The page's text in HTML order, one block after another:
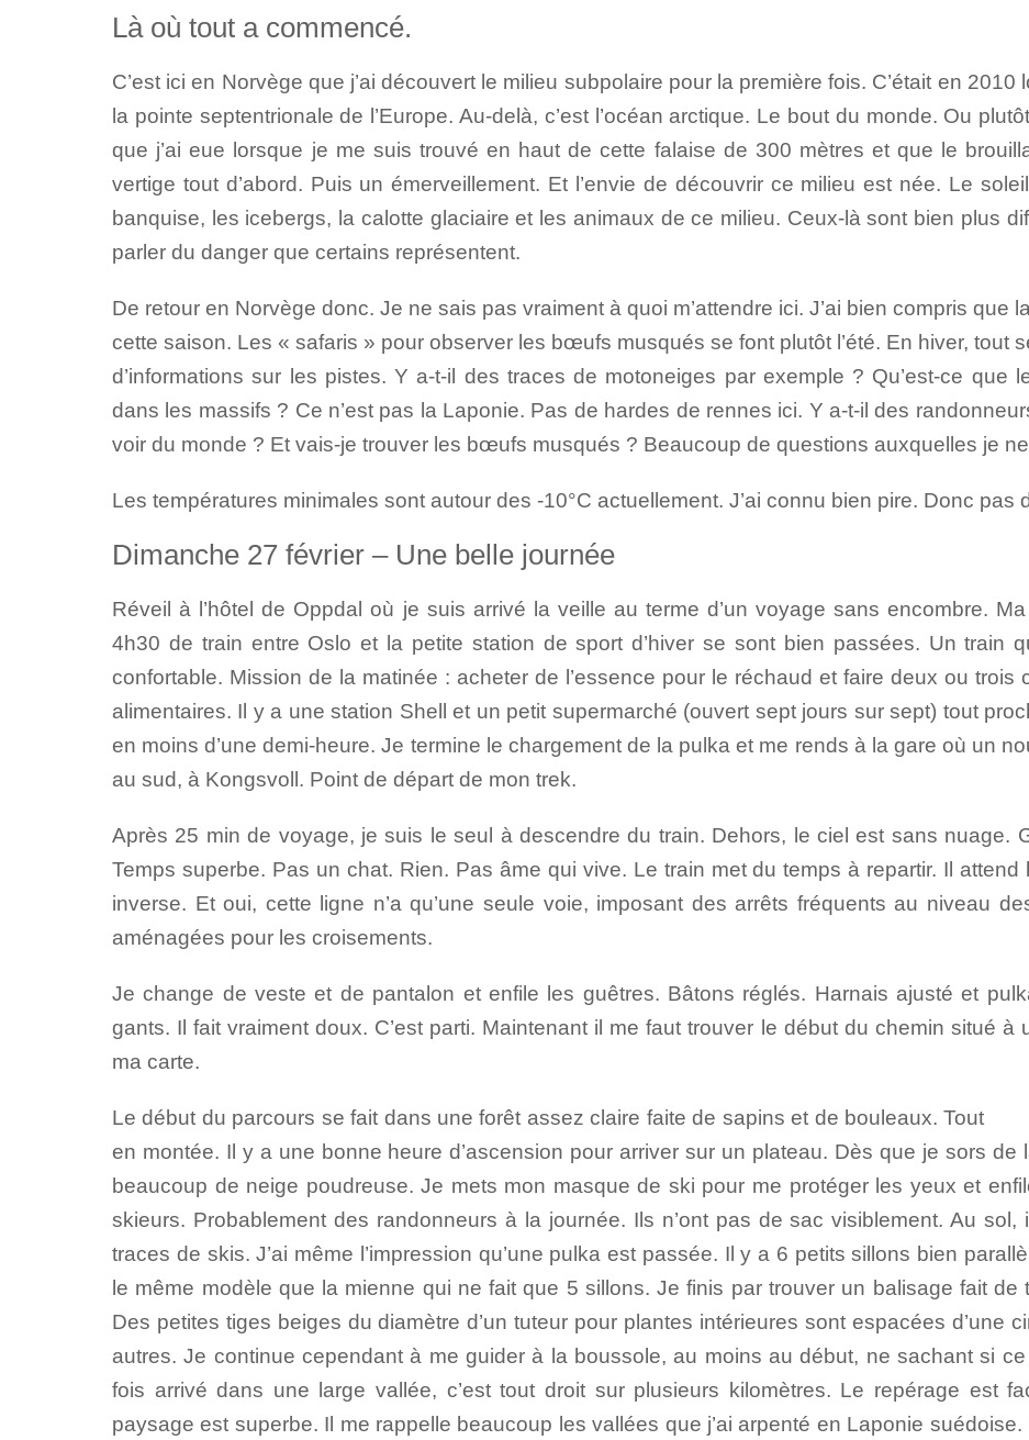
Là où tout a commencé.
C’est ici en Norvège que j’ai découvert le milieu subpolaire pour la première fois. C’était en 2010
la pointe septentrionale de l’Europe. Au-delà, c’est l’océan arctique. Le bout du monde. Ou
que j’ai eue lorsque je me suis trouvé en haut de cette falaise de 300 mètres et que le
vertige tout d’abord. Puis un émerveillement. Et l’envie de découvrir ce milieu est née. Le
banquise, les icebergs, la calotte glaciaire et les animaux de ce milieu. Ceux-là sont bien plus
parler du danger que certains représentent.
De retour en Norvège donc. Je ne sais pas vraiment à quoi m’attendre ici. J’ai bien compris que
cette saison. Les « safaris » pour observer les bœufs musqués se font plutôt l’été. En hiver, tout
d’informations sur les pistes. Y a-t-il des traces de motoneiges par exemple ? Qu’est-ce que
dans les massifs ? Ce n’est pas la Laponie. Pas de hardes de rennes ici. Y a-t-il des
voir du monde ? Et vais-je trouver les bœufs musqués ? Beaucoup de questions auxquelles je
Les températures minimales sont autour des -10°C actuellement. J’ai connu bien pire. Donc pas
Dimanche 27 février – Une belle journée
Réveil à l’hôtel de Oppdal où je suis arrivé la veille au terme d’un voyage sans encombre.
4h30 de train entre Oslo et la petite station de sport d’hiver se sont bien passées. Un train
confortable. Mission de la matinée : acheter de l’essence pour le réchaud et faire deux ou trois
alimentaires. Il y a une station Shell et un petit supermarché (ouvert sept jours sur sept) tout
en moins d’une demi-heure. Je termine le chargement de la pulka et me rends à la gare où un
au sud, à Kongsvoll. Point de départ de mon trek.
Après 25 min de voyage, je suis le seul à descendre du train. Dehors, le ciel est sans nuage.
Temps superbe. Pas un chat. Rien. Pas âme qui vive. Le train met du temps à repartir. Il attend
inverse. Et oui, cette ligne n’a qu’une seule voie, imposant des arrêts fréquents au niveau
aménagées pour les croisements.
Je change de veste et de pantalon et enfile les guêtres. Bâtons réglés. Harnais ajusté et
gants. Il fait vraiment doux. C’est parti. Maintenant il me faut trouver le début du chemin situé à
ma carte.
Le début du parcours se fait dans une forêt assez claire faite de sapins et de bouleaux. Tout
en montée. Il y a une bonne heure d’ascension pour arriver sur un plateau. Dès que je sors de
beaucoup de neige poudreuse. Je mets mon masque de ski pour me protéger les yeux et
skieurs. Probablement des randonneurs à la journée. Ils n’ont pas de sac visiblement. Au
traces de skis. J’ai même l’impression qu’une pulka est passée. Il y a 6 petits sillons bien
le même modèle que la mienne qui ne fait que 5 sillons. Je finis par trouver un balisage fait
Des petites tiges beiges du diamètre d’un tuteur pour plantes intérieures sont espacées d’une
autres. Je continue cependant à me guider à la boussole, au moins au début, ne sachant si
fois arrivé dans une large vallée, c’est tout droit sur plusieurs kilomètres. Le repérage est
paysage est superbe. Il me rappelle beaucoup les vallées que j’ai arpenté en Laponie